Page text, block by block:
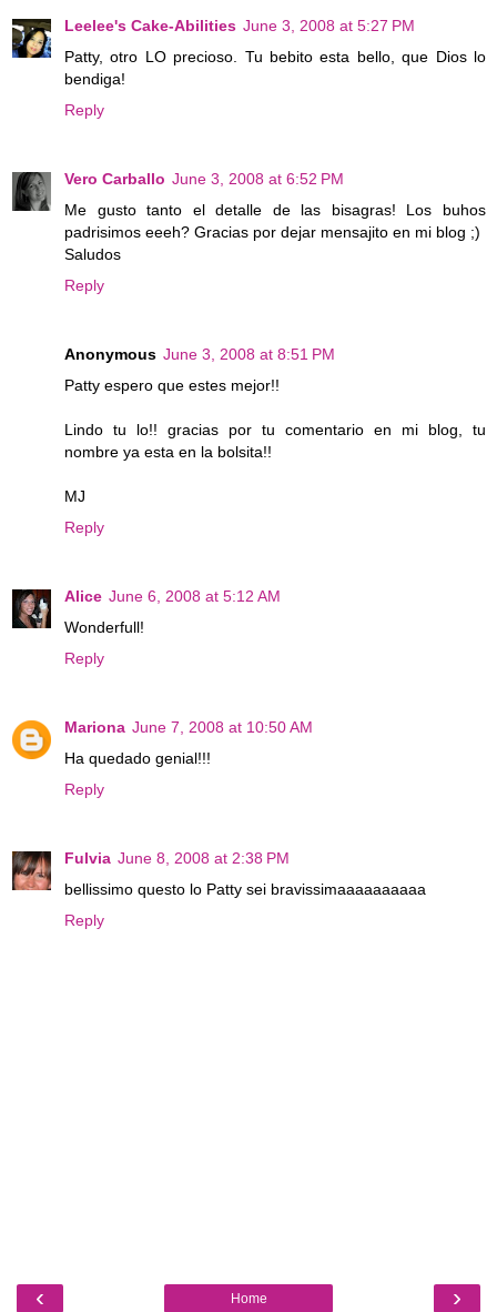
Leelee's Cake-Abilities June 3, 2008 at 5:27 PM
Patty, otro LO precioso. Tu bebito esta bello, que Dios lo
bendiga!
Reply
Vero Carballo June 3, 2008 at 6:52 PM
Me gusto tanto el detalle de las bisagras! Los buhos
padrisimos eeeh? Gracias por dejar mensajito en mi blog ;)
Saludos
Reply
Anonymous June 3, 2008 at 8:51 PM
Patty espero que estes mejor!!
Lindo tu lo!! gracias por tu comentario en mi blog, tu
nombre ya esta en la bolsita!!
MJ
Reply
Alice June 6, 2008 at 5:12 AM
Wonderfull!
Reply
Mariona June 7, 2008 at 10:50 AM
Ha quedado genial!!!
Reply
Fulvia June 8, 2008 at 2:38 PM
bellissimo questo lo Patty sei bravissimaaaaaaaaaa
Reply
‹ ›
Home